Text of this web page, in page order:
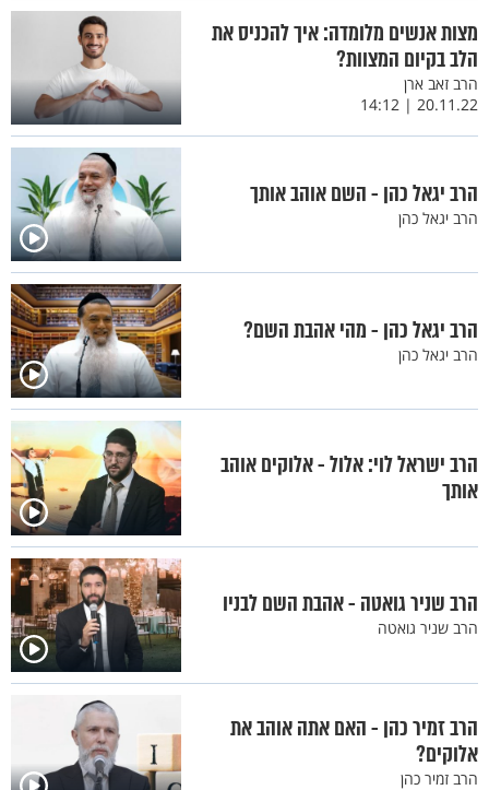
מצות אנשים מלומדה: איך להכניס את
הלב בקיום המצוות?
הרב זאב ארן
20.11.22 | 14:12
הרב יגאל כהן - השם אוהב אותך
הרב יגאל כהן
הרב יגאל כהן - מהי אהבת השם?
הרב יגאל כהן
הרב ישראל לוי: אלול - אלוקים אוהב
אותך
הרב שניר גואטה - אהבת השם לבניו
הרב שניר גואטה
הרב זמיר כהן - האם אתה אוהב את
אלוקים?
הרב זמיר כהן